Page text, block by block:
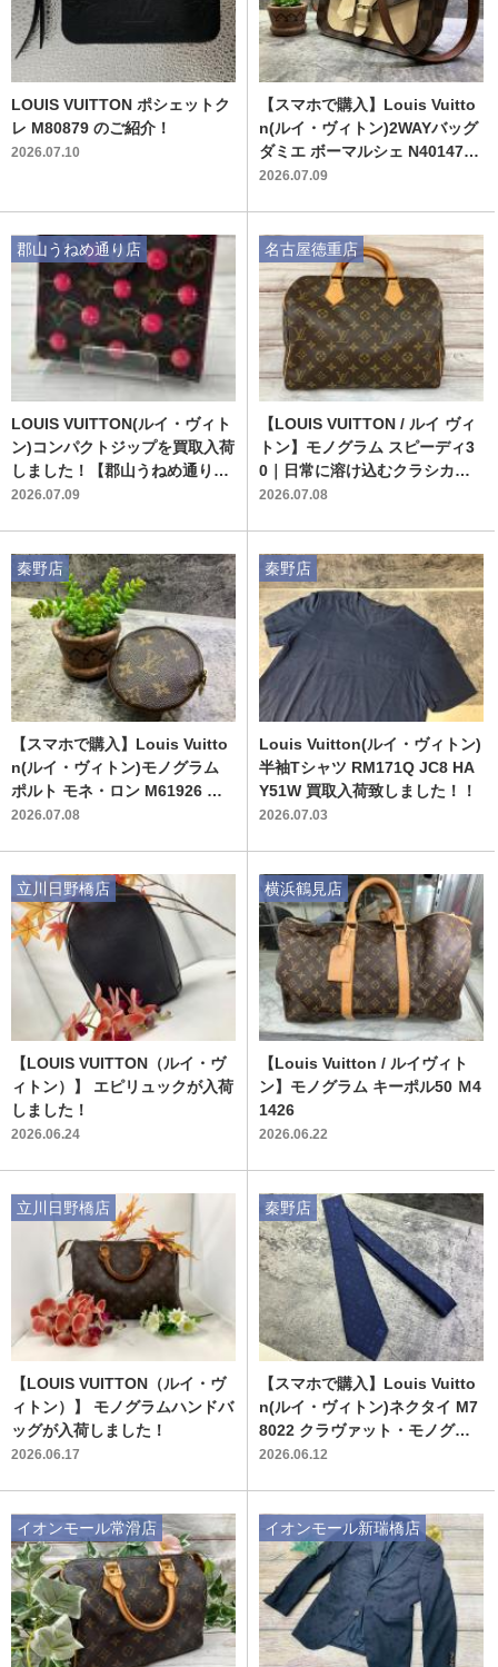
LOUIS VUITTON ポシェットク
レ M80879 のご紹介！
2026.07.10
【スマホで購入】Louis Vuitto
n(ルイ・ヴィトン)2WAYバッグ
ダミエ ボーマルシェ N40147
買取入荷いたしました！！
2026.07.09
LOUIS VUITTON(ルイ・ヴィト
ン)コンパクトジップを買取入荷
しました！【郡山うねめ通り
店】
2026.07.09
郡山うねめ通り店
【LOUIS VUITTON / ルイ ヴィ
トン】モノグラム スピーディ3
0｜日常に溶け込むクラシカル
なハンドバッグ
2026.07.08
名古屋徳重店
【スマホで購入】Louis Vuitto
n(ルイ・ヴィトン)モノグラム
ポルト モネ・ロン M61926 買
取入荷いたしました！！
2026.07.08
秦野店
Louis Vuitton(ルイ・ヴィトン)
半袖Tシャツ RM171Q JC8 HA
Y51W 買取入荷致しました！！
2026.07.03
秦野店
【LOUIS VUITTON（ルイ・ヴ
ィトン）】 エピリュックが入荷
しました！
2026.06.24
立川日野橋店
【Louis Vuitton / ルイヴィト
ン】モノグラム キーポル50 Ｍ4
1426
2026.06.22
横浜鶴見店
【LOUIS VUITTON（ルイ・ヴ
ィトン）】 モノグラムハンドバ
ッグが入荷しました！
2026.06.17
立川日野橋店
【スマホで購入】Louis Vuitto
n(ルイ・ヴィトン)ネクタイ M7
8022 クラヴァット・モノグラ
ム スターズ 買取入荷致しまし
2026.06.12
秦野店
イオンモール常滑店 イオンモール新瑞橋店